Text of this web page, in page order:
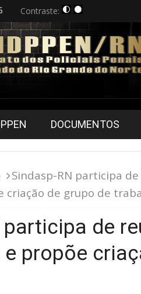
Contraste:
DOCUMENTOS
Sindasp-RN participa
criação de grupo de
participa de
propõe